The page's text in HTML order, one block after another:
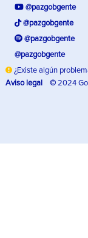
@pazgobgente
@pazgobgente
@pazgobgente
@pazgobgente
¿Existe algún
Aviso legal
©2024